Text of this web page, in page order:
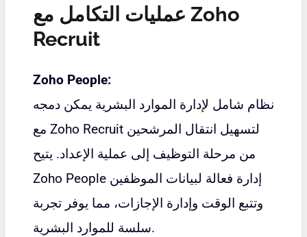
عمليات التكامل مع Zoho
Recruit
Zoho People:
نظام شامل لإدارة الموارد البشرية يمكن دمجه
مع Zoho Recruit لتسهيل انتقال المرشحين
من مرحلة التوظيف إلى عملية الإعداد. يتيح
Zoho People
وتتبع الوقت وإدارة الإجازات، مما يوفر تجربة
سلسة للموارد البشرية.